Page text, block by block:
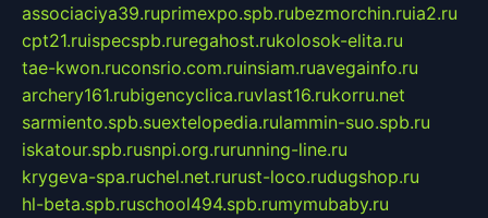
associaciya39.ruprimexpo.spb.rubezmorchin.ruia2.ru
cpt21.ruispecspb.ruregahost.rukolosok-elita.ru
tae-kwon.ruconsrio.com.ruinsiam.ruavegainfo.ru
archery161.rubigencyclica.ruvlast16.rukorru.net
sarmiento.spb.suextelopedia.rulammin-suo.spb.ru
iskatour.spb.rusnpi.org.rurunning-line.ru
krygeva-spa.ruchel.net.rurust-loco.rudugshop.ru
hl-beta.spb.ruschool494.spb.rumymubaby.ru